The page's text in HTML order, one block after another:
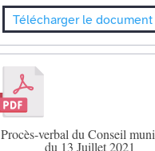
Télécharger le document
Procès-verbal du Conseil
du 13 Juillet 2021